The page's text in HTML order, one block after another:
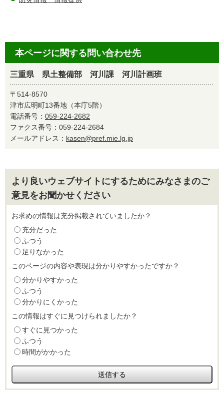
本ページに関する問い合わせ先
三重県 県土整備部 河川課 河川計画班
〒514-8570
津市広明町13番地（本庁5階）
電話番号： 059-224-2682
ファクス番号：059-224-2684
メールアドレス： kasen@pref.mie.lg.jp
より良いウェブサイトにするためにみなさまのご
意見をお聞かせください
お求めの情報は充分掲載されていましたか？
充分だった
ふつう
足りなかった
このページの内容や表現は分かりやすかったですか？
分かりやすかった
ふつう
分かりにくかった
この情報はすぐに見つけられましたか？
すぐに見つかった
ふつう
時間がかかった